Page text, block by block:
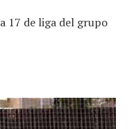
17 de liga del grupo